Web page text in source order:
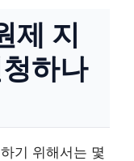
제 지
하나
기 위해서는 몇